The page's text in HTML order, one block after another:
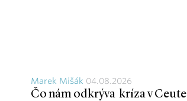
Marek Mišák 04.08.2026
Čo nám odkrýva kríza v Ceute